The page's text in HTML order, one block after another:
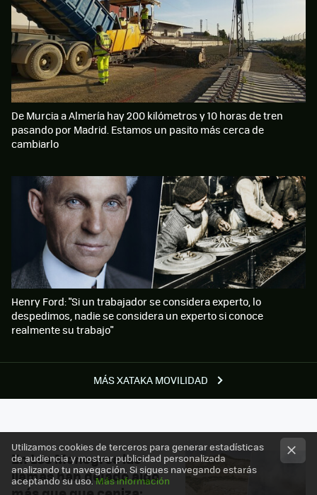
MÁS XATAKA MOVILIDAD
De Murcia a Almería hay 200 kilómetros y 10 horas de tren
pasando por Madrid. Estamos un pasito más cerca de
cambiarlo
Henry Ford: "Si un trabajador se considera experto, lo
despedimos, nadie se considera un experto si conoce
realmente su trabajo"
En Los Monegros las
llamas han dejado algo
Utilizamos cookies de terceros para generar estadísticas
de audiencia y mostrar publicidad personalizada
analizando tu navegación. Si sigues navegando estarás
aceptando su uso.Más información